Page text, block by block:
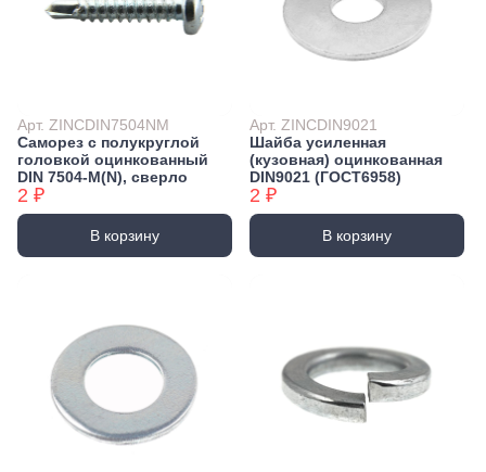
Арт. ZINCDIN7504NM
Саморез с полукруглой
головкой оцинкованный
DIN 7504-М(N), сверло
2 ₽
В корзину
Арт. ZINCDIN9021
Шайба усиленная
(кузовная) оцинкованная
DIN9021 (ГОСТ6958)
2 ₽
В корзину